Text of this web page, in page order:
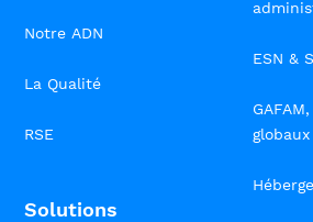
Notre ADN
La Qualité
RSE
Solutions
ESN &
globaux